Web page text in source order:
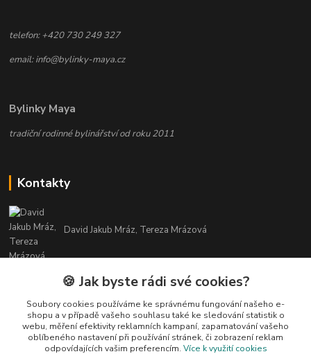
telefon: +420 730 249 327
email: info@bylinky-maya.cz
Bylinky Maya
tradiční rodinné bylinářství od roku 2011
Kontakty
David Jakub Mráz, Tereza Mrázová
info@bylinky-maya.cz
🍪 Jak byste rádi své cookies?
Soubory cookies používáme ke správnému fungování našeho e-
shopu a v případě vašeho souhlasu také ke sledování statistik o
webu, měření efektivity reklamních kampaní, zapamatování vašeho
oblíbeného nastavení při používání stránek, či zobrazení reklam
odpovídajících vašim preferencím. Více k využití cookies